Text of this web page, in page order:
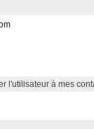
l'utilisateur à mes